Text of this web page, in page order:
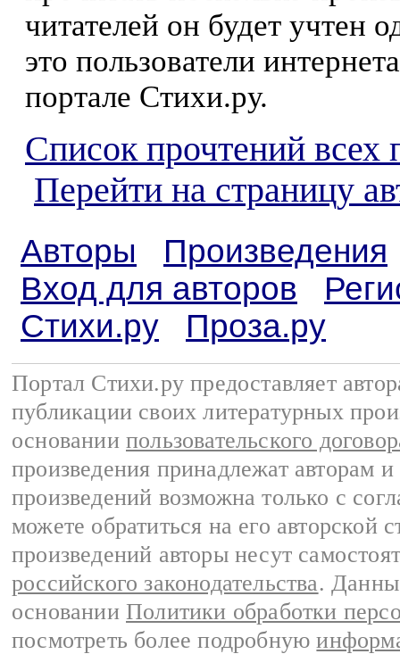
читателей он будет учтен
это пользователи
портале Стихи.ру.
Список прочтений всех
Перейти на страницу
Авторы
Произведения
Вход для авторов
Стихи.ру
Проза.ру
Портал Стихи.ру предоставляет
публикации своих литературных
основании пользовательского
произведения принадлежат авторам
произведений возможна только с
можете обратиться на его авторской
произведений авторы несут
российского законодательства.
основании Политики обработки
посмотреть более подробную